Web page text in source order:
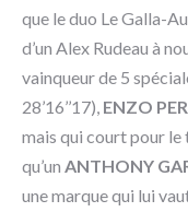
que le duo Le Galla-
d’un Alex Rudeau à
vainqueur de 5
28’16’’17), ENZO
mais qui court pour le
qu’un ANTHONY
une marque qui lui